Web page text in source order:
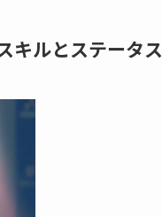
キルとステータス